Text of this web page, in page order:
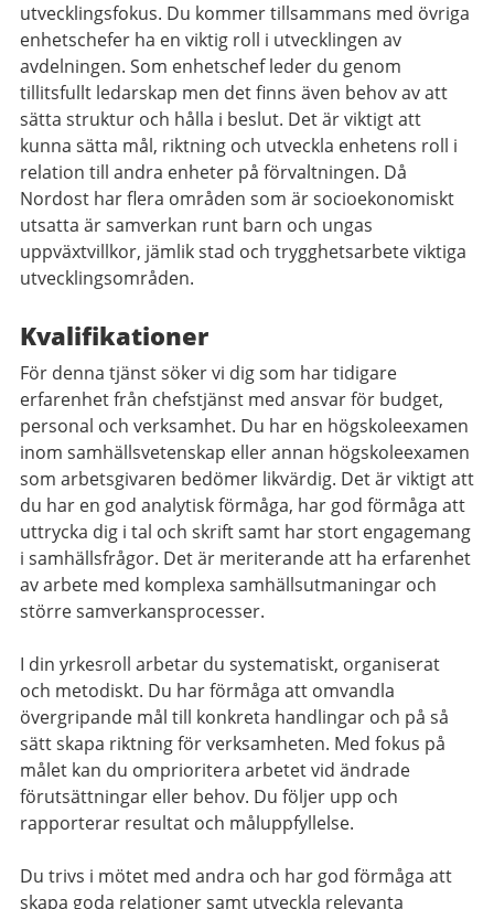
utvecklingsfokus. Du kommer tillsammans med övriga
enhetschefer ha en viktig roll i utvecklingen av
avdelningen. Som enhetschef leder du genom
tillitsfullt ledarskap men det finns även behov av att
sätta struktur och hålla i beslut. Det är viktigt att
kunna sätta mål, riktning och utveckla enhetens roll i
relation till andra enheter på förvaltningen. Då
Nordost har flera områden som är socioekonomiskt
utsatta är samverkan runt barn och ungas
uppväxtvillkor, jämlik stad och trygghetsarbete viktiga
utvecklingsområden.
Kvalifikationer
För denna tjänst söker vi dig som har tidigare
erfarenhet från chefstjänst med ansvar för budget,
personal och verksamhet. Du har en högskoleexamen
inom samhällsvetenskap eller annan högskoleexamen
som arbetsgivaren bedömer likvärdig. Det är viktigt att
du har en god analytisk förmåga, har god förmåga att
uttrycka dig i tal och skrift samt har stort engagemang
i samhällsfrågor. Det är meriterande att ha erfarenhet
av arbete med komplexa samhällsutmaningar och
större samverkansprocesser.
I din yrkesroll arbetar du systematiskt, organiserat
och metodiskt. Du har förmåga att omvandla
övergripande mål till konkreta handlingar och på så
sätt skapa riktning för verksamheten. Med fokus på
målet kan du omprioritera arbetet vid ändrade
förutsättningar eller behov. Du följer upp och
rapporterar resultat och måluppfyllelse.
Du trivs i mötet med andra och har god förmåga att
skapa goda relationer samt utveckla relevanta